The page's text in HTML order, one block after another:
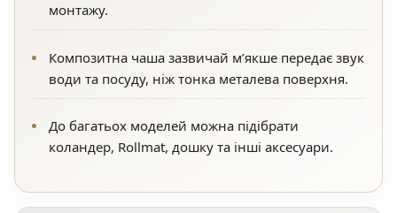
монтажу.
Композитна чаша зазвичай м’якше передає звук
води та посуду, ніж тонка металева поверхня.
До багатьох моделей можна підібрати
коландер, Rollmat, дошку та інші аксесуари.